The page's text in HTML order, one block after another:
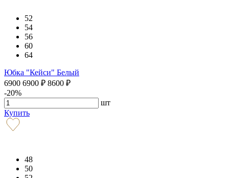
52
54
56
60
64
Юбка "Кейси" Белый
6900 6900 ₽ 8600 ₽
-20%
шт
Купить
48
50